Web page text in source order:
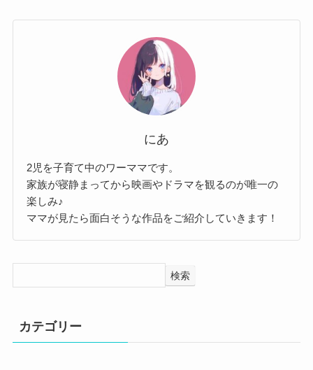
にあ
2児を子育て中のワーママです。
家族が寝静まってから映画やドラマを観るのが唯一の
楽しみ♪
ママが見たら面白そうな作品をご紹介していきます！
検索
カテゴリー